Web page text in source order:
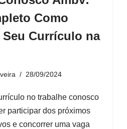
Como
Seu Currículo na
28/09/2024
no trabalhe conosco
participar dos próximos
e concorrer uma vaga